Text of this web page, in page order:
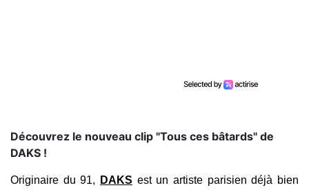
Découvrez le nouveau clip "Tous ces bâtards" de
DAKS !
Originaire du 91, DAKS est un artiste parisien déjà bien